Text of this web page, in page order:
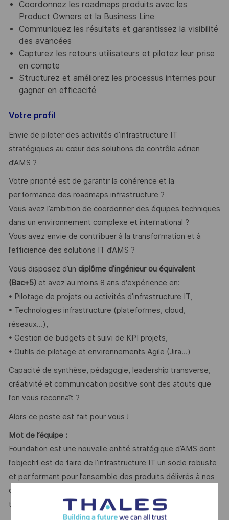
Coordonnez les roadmaps produits avec les
Product Owners et la Business Line
Communiquez les résultats et garantissez la visibilité
des avancées
Capturez les retours utilisateurs et pilotez leur prise
en compte
Structurez et améliorez les processus internes pour
gagner en efficacité
Votre profil
Envie de piloter des activités d’infrastructure IT
stratégiques au cœur des solutions de contrôle aérien
d’AMS ?
Votre priorité est de garantir la cohérence et la
performance des roadmaps infrastructure ?
Vous avez l’ambition de coordonner des équipes techniques
dans un environnement complexe et international ?
Vous avez envie de contribuer à la transformation et à
l’efficience des solutions IT d’AMS ?
Vous disposez d’un diplôme d’ingénieur ou équivalent
(Bac+5)et avez au moins 8 ans d'expérience en:
• Pilotage de projets ou activités d’infrastructure IT,
• Technologies infrastructure (plateformes, cloud,
réseaux…),
• Gestion de budgets et suivi de KPI projets,
• Outils de pilotage et environnements Agile (Jira…)
Capacité de synthèse, pédagogie, leadership transverse,
créativité et communication positive sont des atouts que
l’on vous reconnaît ?
Alors ce poste est fait pour vous !
Mot de l’équipe :
Foundation est une nouvelle entité stratégique d’AMS dont
l’objectif est de faire de l’infrastructure IT un socle robuste
et performant pour l’ensemble des produits délivrés à nos
clients. Le rôle d’EDM est clé dans cette dynamique de
transformation et de réussite collective !